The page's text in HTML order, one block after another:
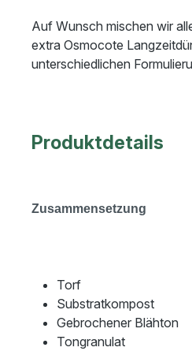
Auf Wunsch mischen wir
extra Osmocote
unterschiedlichen
Produktdetails
Zusammensetzung
Torf
Substratkompost
Gebrochener Blähton
Tongranulat